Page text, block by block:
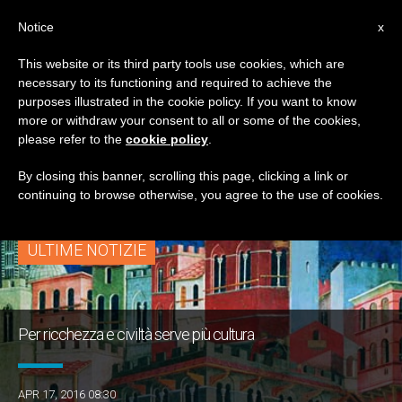
TAG
Posts Tagged ‘civiltà
Ignoranza’
ULTIME NOTIZIE
Per ricchezza e civiltà serve più cultura
APR 17, 2016 08:30
x
Notice
This website or its third party tools use cookies, which are
necessary to its functioning and required to achieve the
purposes illustrated in the cookie policy. If you want to know
more or withdraw your consent to all or some of the cookies,
please refer to the cookie policy
By closing this banner, scrolling this page, clicking a link or
continuing to browse otherwise, you agree to the use of cookies.